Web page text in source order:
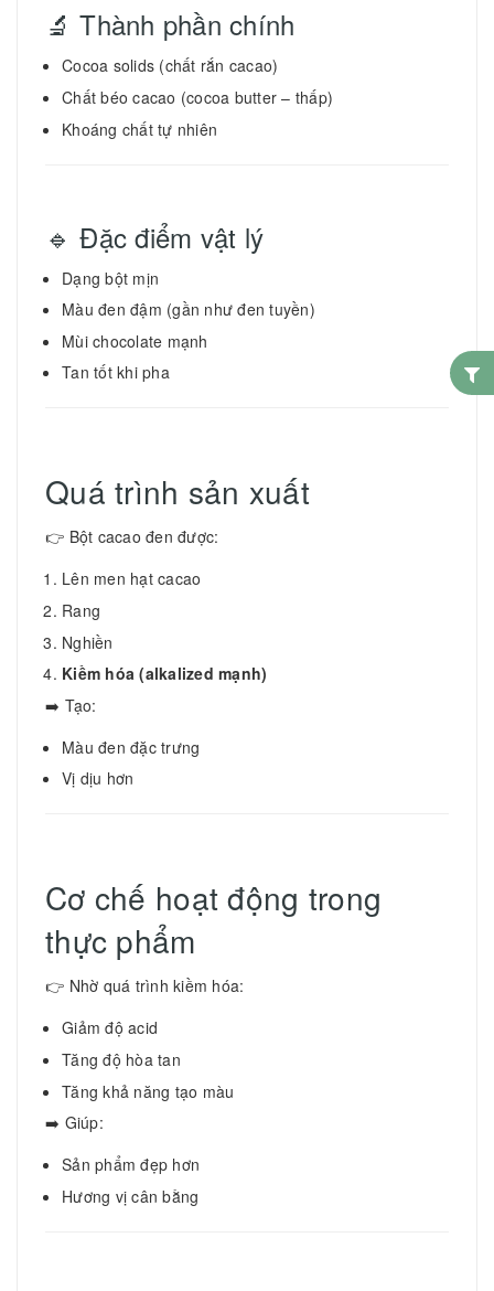
🔬 Thành phần chính
Cocoa solids (chất rắn cacao)
Chất béo cacao (cocoa butter – thấp)
Khoáng chất tự nhiên
🔹 Đặc điểm vật lý
Dạng bột mịn
Màu đen đậm (gần như đen tuyền)
Mùi chocolate mạnh
Tan tốt khi pha
Quá trình sản xuất
👉 Bột cacao đen được:
Lên men hạt cacao
Rang
Nghiền
Kiềm hóa (alkalized mạnh)
➡️ Tạo:
Màu đen đặc trưng
Vị dịu hơn
Cơ chế hoạt động trong
thực phẩm
👉 Nhờ quá trình kiềm hóa:
Giảm độ acid
Tăng độ hòa tan
Tăng khả năng tạo màu
➡️ Giúp:
Sản phẩm đẹp hơn
Hương vị cân bằng